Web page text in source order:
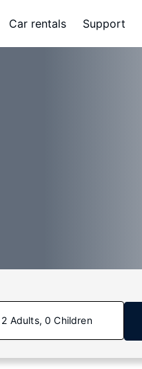
Car rentals Support
2 Adults, 0 Children